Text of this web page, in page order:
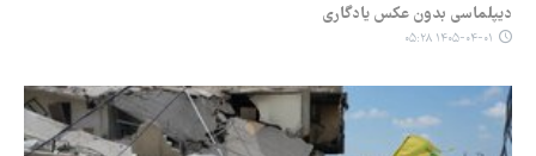
دیپلماسی بدون عکس یادگاری
۱۴۰۵-۰۴-۰۱ ۰۵:۲۸